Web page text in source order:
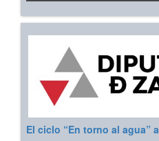
El ciclo “En torno al agua”